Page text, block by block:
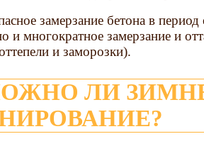
замерзание бетона в
и многократное замерзание и
и заморозки).